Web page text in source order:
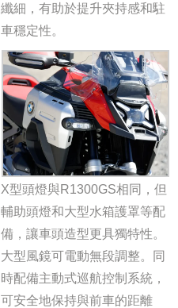
纖細，有助於提升夾持感和駐
車穩定性。
X型頭燈與R1300GS相同，但
輔助頭燈和大型水箱護罩等配
備，讓車頭造型更具獨特性。
大型風鏡可電動無段調整。同
時配備主動式巡航控制系統，
可安全地保持與前車的距離